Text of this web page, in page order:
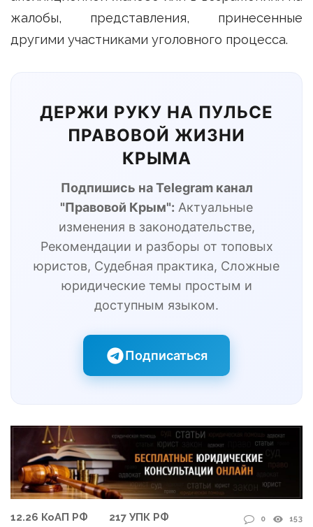
жалобы, представления, принесенные
другими участниками уголовного процесса.
ДЕРЖИ РУКУ НА ПУЛЬСЕ
ПРАВОВОЙ ЖИЗНИ
КРЫМА
Подпишись на Telegram канал
"Правовой Крым": Актуальные
изменения в законодательстве,
Рекомендации и разборы от топовых
юристов, Судебная практика, Сложные
юридические темы простым и
доступным языком.
Подписаться
12.26 КоАП РФ
217 УПК РФ
0 153